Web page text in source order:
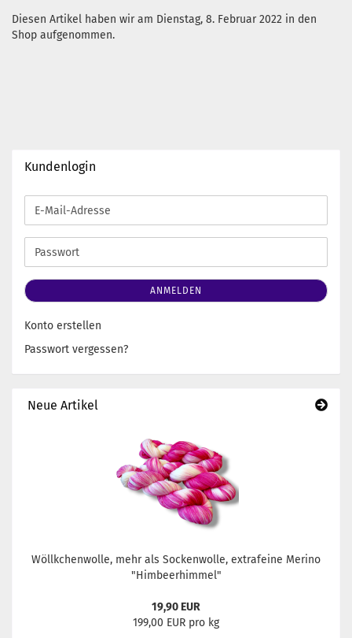
Diesen Artikel haben wir am Dienstag, 8. Februar 2022 in den
Shop aufgenommen.
Kundenlogin
E-
Mail-
Adresse
Passwort
ANMELDEN
Konto erstellen
Passwort vergessen?
Neue Artikel
Wöllkchenwolle, mehr als Sockenwolle, extrafeine Merino
"Himbeerhimmel"
19,90 EUR
199,00 EUR pro kg